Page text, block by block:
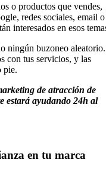
o productos que vendes,
redes sociales, email o
interesados en esos
ningún buzoneo aleatorio.
con tus servicios, y las
pie.
de atracción de
estará ayudando 24h al
en tu marca